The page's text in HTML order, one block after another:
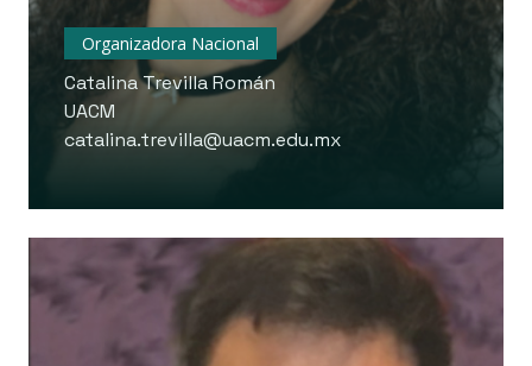
Organizadora Nacional
Catalina Trevilla Román
UACM
catalina.trevilla@uacm.edu.mx